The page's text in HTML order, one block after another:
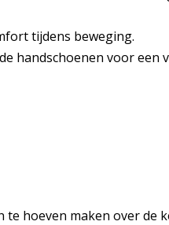
tijdens beweging.
handschoenen voor een
hoeven maken over de